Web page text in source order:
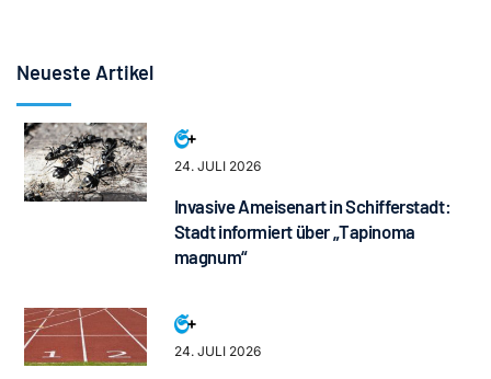
Neueste Artikel
24. JULI 2026
Invasive Ameisenart in Schifferstadt:
Stadt informiert über „Tapinoma
magnum“
24. JULI 2026